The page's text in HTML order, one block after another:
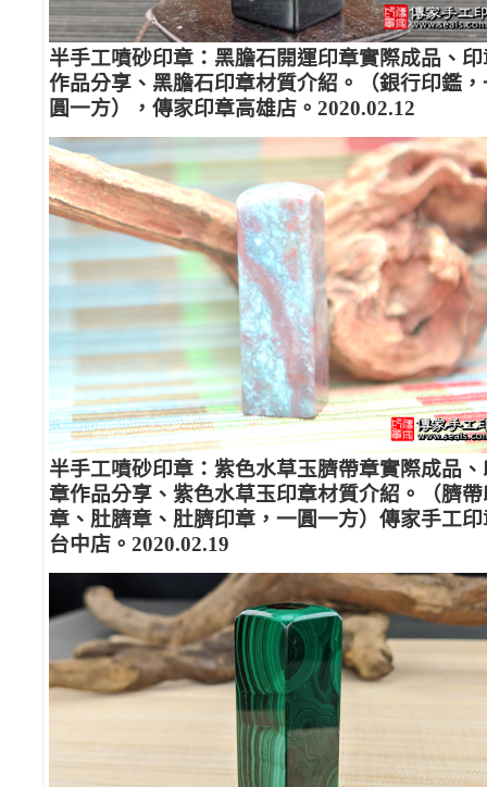
半手工噴砂印章：黑膽石開運印章實際成品、印
作品分享、黑膽石印章材質介紹。（銀行印鑑，
圓一方），傳家印章高雄店。2020.02.12
半手工噴砂印章：紫色水草玉臍帶章實際成品、
章作品分享、紫色水草玉印章材質介紹。（臍帶
章、肚臍章、肚臍印章，一圓一方）傳家手工印
台中店。2020.02.19